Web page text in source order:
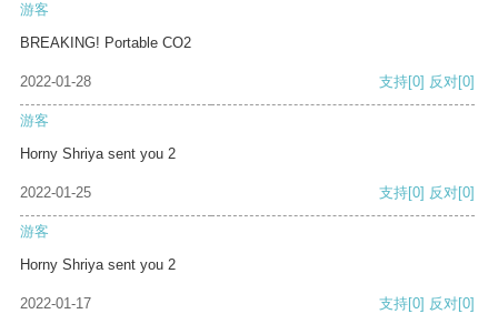
游客
BREAKING! Portable CO2
2022-01-28 支持[0] 反对[0]
游客
Horny Shriya sent you 2
2022-01-25 支持[0] 反对[0]
游客
Horny Shriya sent you 2
2022-01-17 支持[0] 反对[0]